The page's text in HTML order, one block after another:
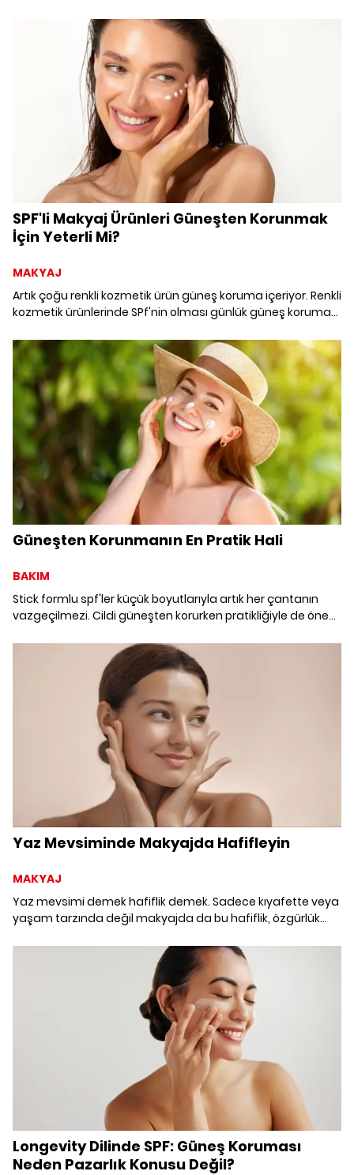
tüm püf noktaları bu yazımızda!
SPF'li Makyaj Ürünleri Güneşten Korunmak
İçin Yeterli Mi?
MAKYAJ
Artık çoğu renkli kozmetik ürün güneş koruma içeriyor. Renkli
kozmetik ürünlerinde SPf'nin olması günlük güneş koruma
detaylarıyla SPF'li makyaj üzerine aklınıza takılan soruların
yanıtlarını bulabilirsiniz.
Güneşten Korunmanın En Pratik Hali
BAKIM
Stick formlu spf'ler küçük boyutlarıyla artık her çantanın
vazgeçilmezi. Cildi güneşten korurken pratikliğiyle de öne
tazelemenize hem cildinize bakım yapmanıza yardımcı
Yaz Mevsiminde Makyajda Hafifleyin
MAKYAJ
Yaz mevsimi demek hafiflik demek. Sadece kıyafette veya
yaşam tarzında değil makyajda da bu hafiflik, özgürlük
kazandırıyor. Öyleyse BB kremler ve nemli renklendiriciler
için makyaj çantanızda yer açın.
Longevity Dilinde SPF: Güneş Koruması
Neden Pazarlık Konusu Değil?